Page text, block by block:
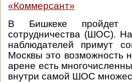
«Коммерсант»
В Бишкеке пройдет
сотрудничества (ШОС).
наблюдателей примут
Москвы это возможность
арене есть
внутри самой ШОС